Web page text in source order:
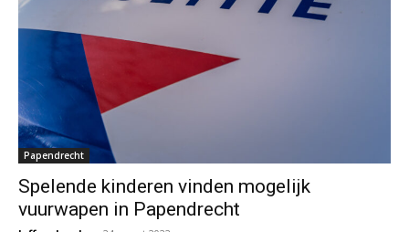
Papendrecht
Spelende kinderen vinden mogelijk
vuurwapen in Papendrecht